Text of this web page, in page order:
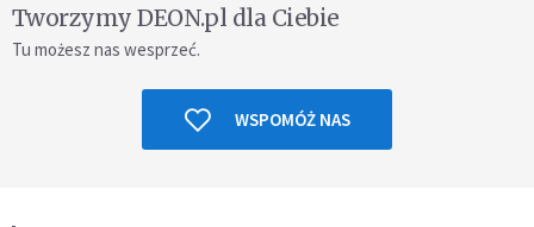
Tworzymy DEON.pl dla Ciebie
Tu możesz nas wesprzeć.
WSPOMÓŻ NAS